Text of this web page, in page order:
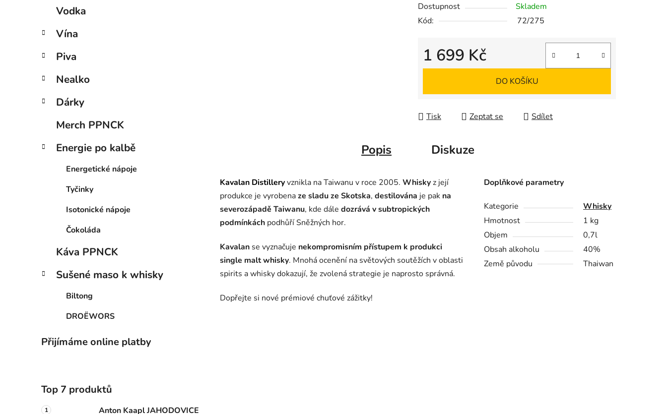
Vodka
Vína
Piva
Nealko
Dárky
Merch PPNCK
Energie po kalbě
Energetické nápoje
Tyčinky
Isotonické nápoje
Čokoláda
Káva PPNCK
Sušené maso k whisky
Biltong
DROËWORS
Přijímáme online platby
Top 7 produktů
Anton Kaapl JAHODOVICE
Dostupnost
Skladem
Kód:
72/275
1 699 Kč
Měrná cena:
DO KOŠÍKU
Tisk Zeptat se Sdílet
Popis Diskuze
Kavalan Distilleryvznikla na Taiwanu v roce 2005. Whiskyz její
produkce je vyrobenaze sladu ze Skotska, destilována je pak na
severozápadě Taiwanu, kde dále dozrává v subtropických
podmínkách podhůří Sněžných hor.
Kavalan se vyznačuje nekompromisním přístupem k produkci
single malt whisky. Mnohá ocenění na světových soutěžích v oblasti
spirits a whisky dokazují, že zvolená strategie je naprosto správná.
Dopřejte si nové prémiové chuťové zážitky!
Doplňkové parametry
Kategorie
Whisky
Hmotnost
1 kg
Objem
0,7l
Obsah alkoholu
40%
Země původu
Thaiwan